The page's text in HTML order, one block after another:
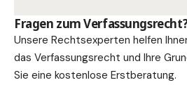
Fragen zum
Unsere Rechtsexperten helfen
das Verfassungsrecht und Ihre
Sie eine kostenlose Erstberatung.